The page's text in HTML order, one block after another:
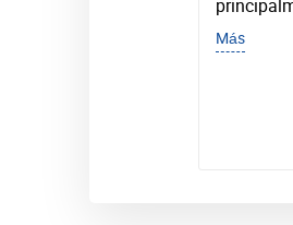
Más